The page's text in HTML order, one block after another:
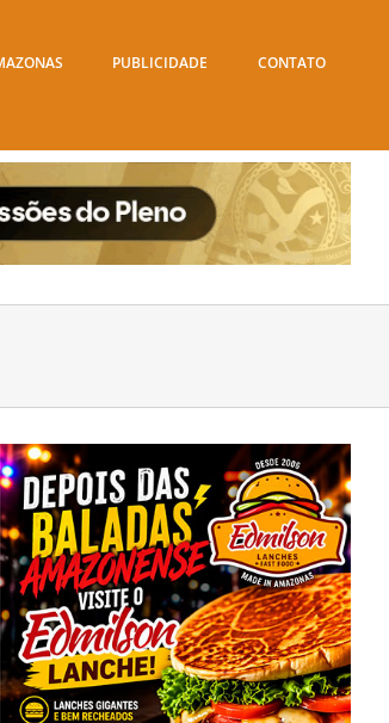
PUBLICIDADE CONTATO